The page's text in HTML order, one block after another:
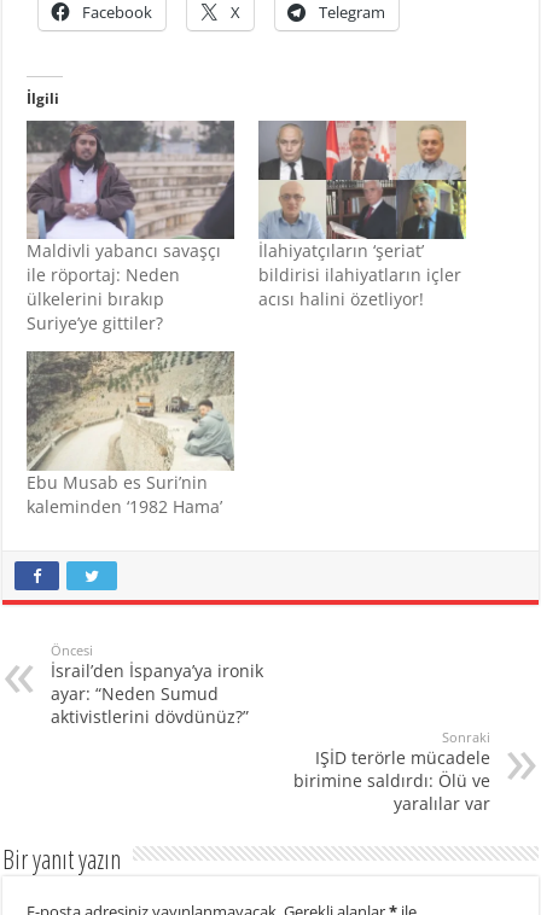
Facebook X Telegram
İlgili
Maldivli yabancı savaşçı
ile röportaj: Neden
ülkelerini bırakıp
Suriye’ye gittiler?
İlahiyatçıların ‘şeriat’
bildirisi ilahiyatların içler
acısı halini özetliyor!
Ebu Musab es Suri’nin
kaleminden ‘1982 Hama’
Öncesi
İsrail’den İspanya’ya ironik
ayar: “Neden Sumud
aktivistlerini dövdünüz?”
Sonraki
IŞİD terörle mücadele
birimine saldırdı: Ölü ve
yaralılar var
Bir yanıt yazın